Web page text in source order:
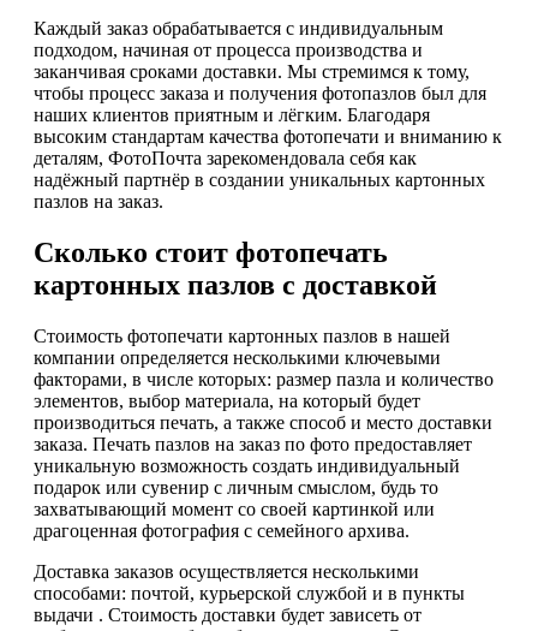
Каждый заказ обрабатывается с индивидуальным
подходом, начиная от процесса производства и
заканчивая сроками доставки. Мы стремимся к тому,
чтобы процесс заказа и получения фотопазлов был для
наших клиентов приятным и лёгким. Благодаря
высоким стандартам качества фотопечати и вниманию к
деталям, ФотоПочта зарекомендовала себя как
надёжный партнёр в создании уникальных картонных
пазлов на заказ.
Сколько стоит фотопечать
картонных пазлов с доставкой
Стоимость фотопечати картонных пазлов в нашей
компании определяется несколькими ключевыми
факторами, в числе которых: размер пазла и количество
элементов, выбор материала, на который будет
производиться печать, а также способ и место доставки
заказа. Печать пазлов на заказ по фото предоставляет
уникальную возможность создать индивидуальный
подарок или сувенир с личным смыслом, будь то
захватывающий момент со своей картинкой или
драгоценная фотография с семейного архива.
Доставка заказов осуществляется несколькими
способами: почтой, курьерской службой и в пункты
выдачи . Стоимость доставки будет зависеть от